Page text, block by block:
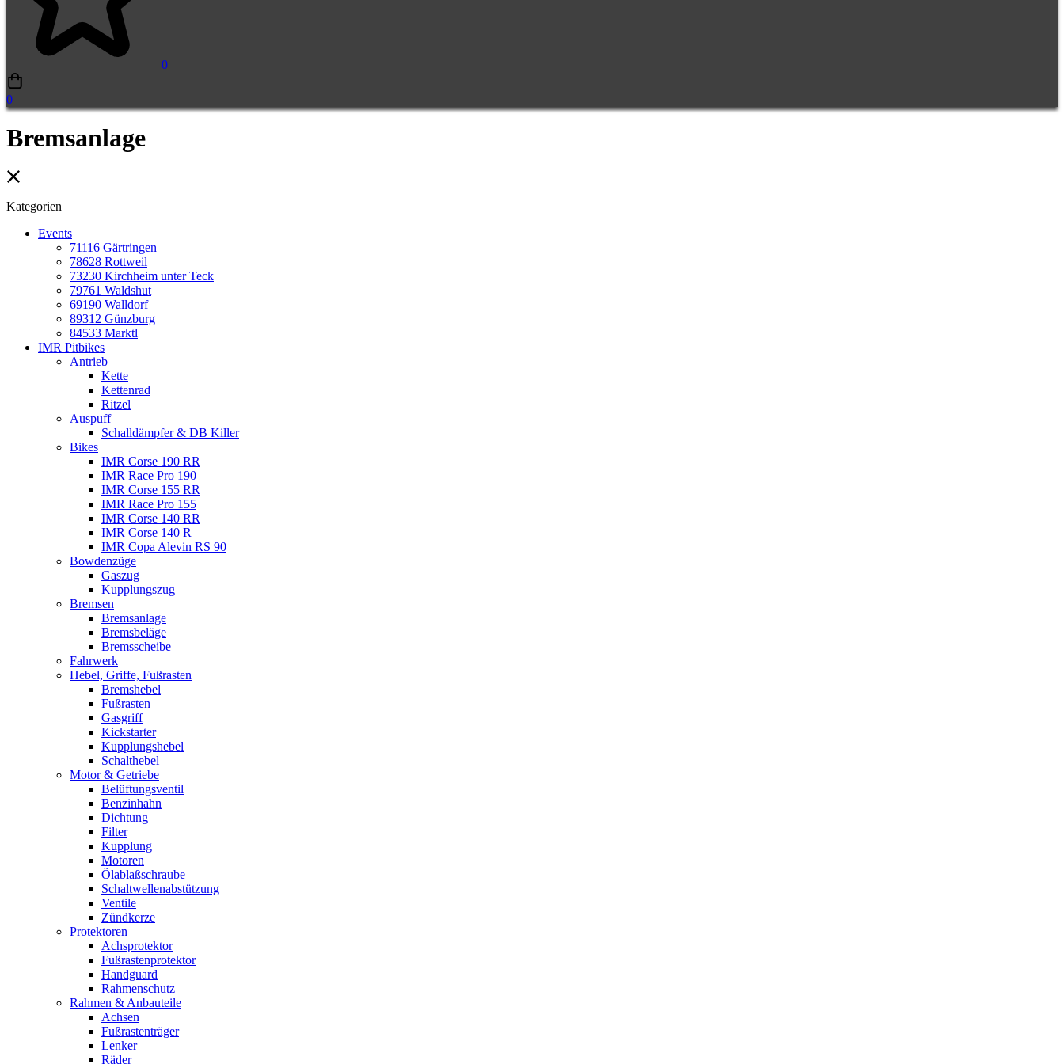
0
0
Bremsanlage
Kategorien
Events
71116 Gärtringen
78628 Rottweil
73230 Kirchheim unter Teck
79761 Waldshut
69190 Walldorf
89312 Günzburg
84533 Marktl
IMR Pitbikes
Antrieb
Kette
Kettenrad
Ritzel
Auspuff
Schalldämpfer & DB Killer
Bikes
IMR Corse 190 RR
IMR Race Pro 190
IMR Corse 155 RR
IMR Race Pro 155
IMR Corse 140 RR
IMR Corse 140 R
IMR Copa Alevin RS 90
Bowdenzüge
Gaszug
Kupplungszug
Bremsen
Bremsanlage
Bremsbeläge
Bremsscheibe
Fahrwerk
Hebel, Griffe, Fußrasten
Bremshebel
Fußrasten
Gasgriff
Kickstarter
Kupplungshebel
Schalthebel
Motor & Getriebe
Belüftungsventil
Benzinhahn
Dichtung
Filter
Kupplung
Motoren
Ölablaßschraube
Schaltwellenabstützung
Ventile
Zündkerze
Protektoren
Achsprotektor
Fußrastenprotektor
Handguard
Rahmenschutz
Rahmen & Anbauteile
Achsen
Fußrastenträger
Lenker
Räder